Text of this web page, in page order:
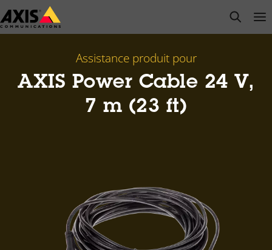
Passer
au
open
Assistance produit pour
AXIS Power Cable 24 V,
7 m (23 ft)